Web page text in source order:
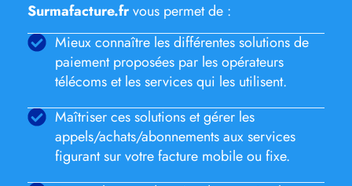
Surmafacture.frvous permet de :
Mieux connaître les différentes solutions de
paiement proposées par les opérateurs
télécoms et les services qui les utilisent.
Maîtriser ces solutions et gérer les
appels/achats/abonnements aux services
figurant sur votre facture mobile ou fixe.